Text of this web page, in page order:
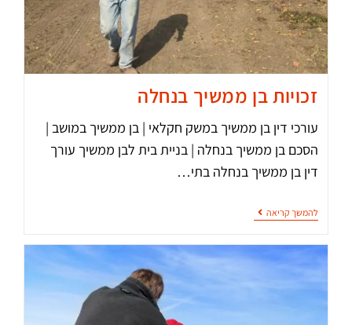
זכויות בן ממשיך בנחלה
עורכי דין בן ממשיך במשק חקלאי | בן ממשיך במושב |
הסכם בן ממשיך בנחלה | בניית בית לבן ממשיך עורך
דין בן ממשיך בנחלה בתי…
להמשך קריאה